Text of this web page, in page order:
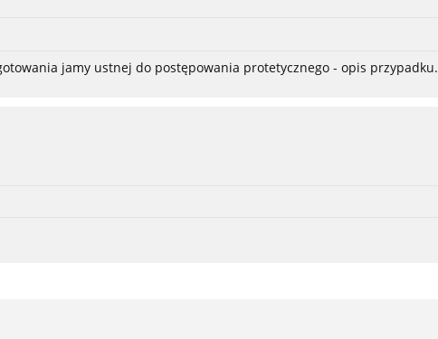
jamy ustnej do postępowania protetycznego - opis przypadku.